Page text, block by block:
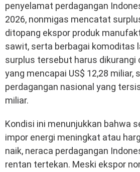
penyelamat perdagangan
2026, nonmigas mencatat
ditopang ekspor produk
sawit, serta berbagai komoditas
surplus tersebut harus dikurangi
yang mencapai US$ 12,28 miliar,
perdagangan nasional yang
miliar.
Kondisi ini menunjukkan bahwa
impor energi meningkat atau
naik, neraca perdagangan
rentan tertekan. Meski ekspor